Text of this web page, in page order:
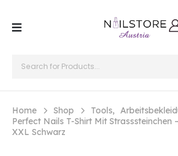
Home Shop Tools,
Perfect Nails T-Shirt Mit Strasssteinchen
XXL Schwarz